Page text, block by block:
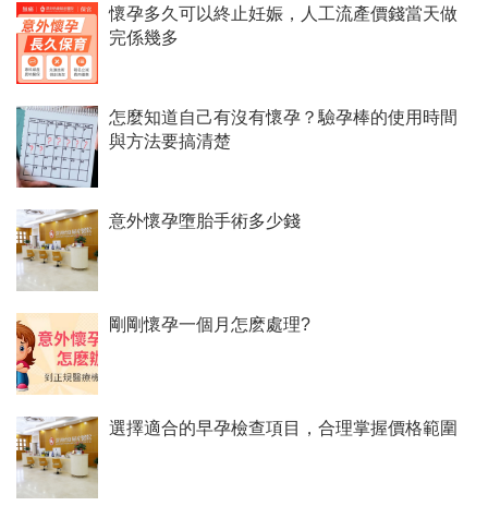
懷孕多久可以終止妊娠，人工流產價錢當天做
完係幾多
怎麼知道自己有沒有懷孕？驗孕棒的使用時間
與方法要搞清楚
意外懷孕墮胎手術多少錢
剛剛懷孕一個月怎麽處理?
選擇適合的早孕檢查項目，合理掌握價格範圍